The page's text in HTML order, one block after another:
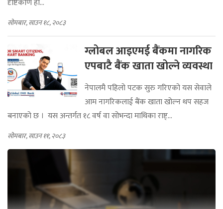
सोमबार, साउन १८, २०८३
ग्लोबल आइएमई बैंकमा नागरिक
एपबाटै बैंक खाता खोल्ने व्यवस्था
नेपालमै पहिलो पटक सुरु गरिएको यस सेवाले
आम नागरिकलाई बैंक खाता खोल्न थप सहज
बनाएको छ । यस अन्तर्गत १८ वर्ष वा सोभन्दा माथिका राष्ट्...
सोमबार, साउन ११, २०८३